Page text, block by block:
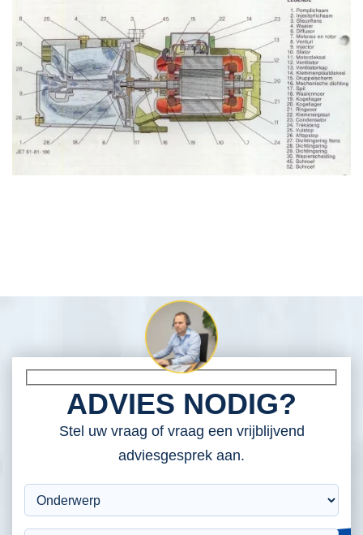
ADVIES NODIG?
Stel uw vraag of vraag een vrijblijvend
adviesgesprek aan.